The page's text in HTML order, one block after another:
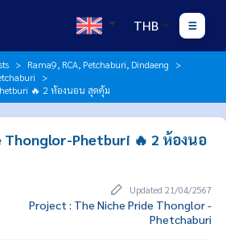
THB
Rama9, RCA, Petchaburi, Dindaeng
🔥 2 ห้องนอน สุดคุ้ม
Thonglor-Phetburi 🔥 2 ห้องนอ
Updated 21/04/2567
Project : The Niche Pride Thonglor -
Phetchaburi